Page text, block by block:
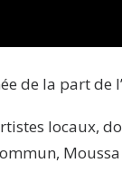
de la part de
locaux,